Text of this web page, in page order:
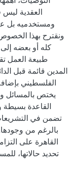
العقدية
ومستخدميه بل
ونقترح بهذا
كله أو بعضه
طبيعة العمل
المدين قائمة قبل
الفلسطيني
يختص بالمسائل
القاعدة بسيطة
تضمن في
بالرغم من
القاهرة على
تحديد حالاتها،